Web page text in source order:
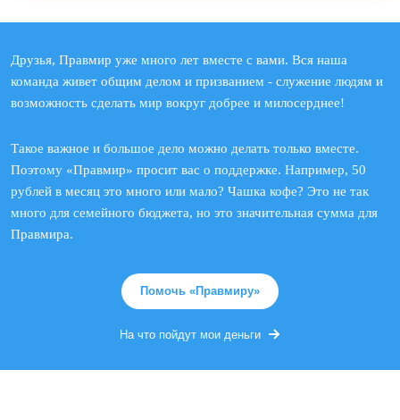
Друзья, Правмир уже много лет вместе с вами. Вся наша
команда живет общим делом и призванием - служение людям и
возможность сделать мир вокруг добрее и милосерднее!
Такое важное и большое дело можно делать только вместе.
Поэтому «Правмир» просит вас о поддержке. Например, 50
рублей в месяц это много или мало? Чашка кофе? Это не так
много для семейного бюджета, но это значительная сумма для
Правмира.
Помочь «Правмиру»
На что пойдут мои деньги